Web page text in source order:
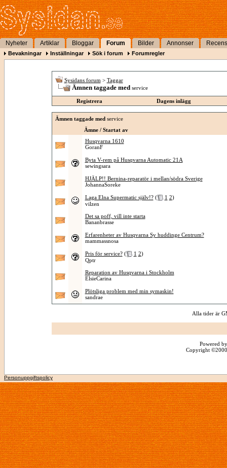
Nyheter Artiklar Bloggar Forum Bilder Annonser
Bevakningar Inställningar Sök i forum Forumregler
Sysidans forum > Taggar
Ämnen taggade med service
Registrera Dagens inlägg
Ämnen taggade med service
Ämne / Startat av
Husqvarna 1610
GoranF
Byta V-rem på Husqvarna Automatic 21A
sewingsara
HJÄLP!! Bernina-reparatör i mellan/södra Sverige
JohannaSoreke
Laga Elna Supermatic själv!? ( 1 2)
vilzen
Det sa poff, vill inte starta
Bananbrasse
Erfarenheter av Husqvarna Sy huddinge Centrum?
mammassnosa
Pris för service? ( 1 2)
Qptr
Reparation av Husqvarna i Stockholm
ElsieCarina
Plötsliga problem med min symaskin!
sandrae
Alla tider är
Powered
Copyright
Personuppgiftspolicy